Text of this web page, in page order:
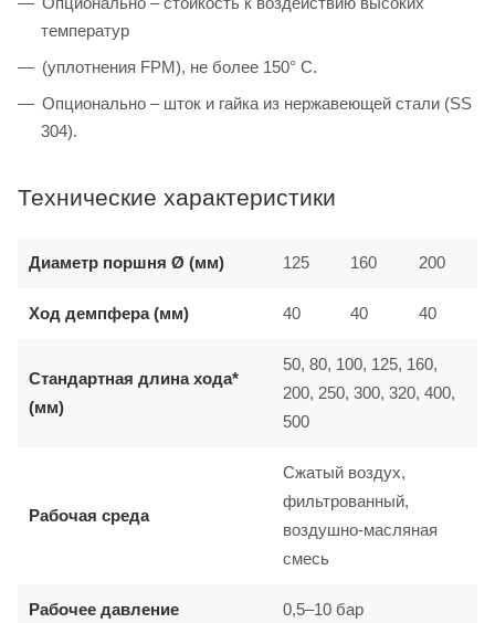
температур
(уплотнения FPM), не более 150° C.
Опционально – шток и гайка из нержавеющей стали (SS
304).
Технические характеристики
Диаметр поршня Ø (мм) 125 160 200
Ход демпфера (мм) 40 40 40
Стандартная длина хода*
(мм)
50, 80, 100, 125, 160,
200, 250, 300, 320, 400,
500
Рабочая среда
Сжатый воздух,
фильтрованный,
воздушно-масляная
смесь
Рабочее давление 0,5–10 бар